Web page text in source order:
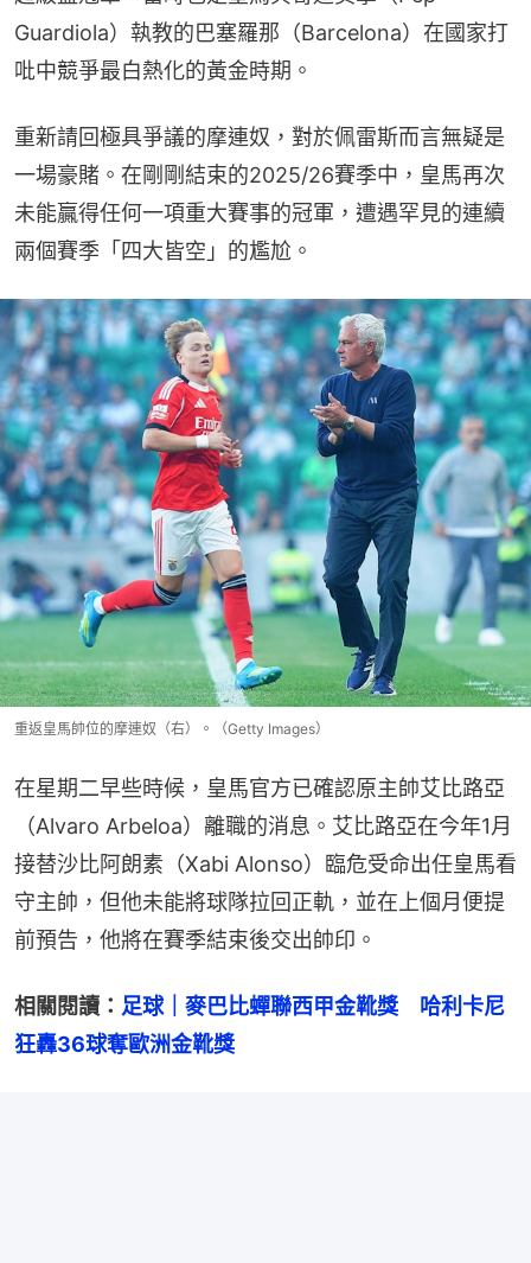
Guardiola）執教的巴塞羅那（Barcelona）在國家打
吡中競爭最白熱化的黃金時期。
重新請回極具爭議的摩連奴，對於佩雷斯而言無疑是
一場豪賭。在剛剛結束的2025/26賽季中，皇馬再次
未能贏得任何一項重大賽事的冠軍，遭遇罕見的連續
兩個賽季「四大皆空」的尷尬。
重返皇馬帥位的摩連奴（右）。（Getty Images）
在星期二早些時候，皇馬官方已確認原主帥艾比路亞
（Alvaro Arbeloa）離職的消息。艾比路亞在今年1月
接替沙比阿朗素（Xabi Alonso）臨危受命出任皇馬看
守主帥，但他未能將球隊拉回正軌，並在上個月便提
前預告，他將在賽季結束後交出帥印。
相關閱讀： 足球｜麥巴比蟬聯西甲金靴獎　哈利卡尼
狂轟36球奪歐洲金靴獎